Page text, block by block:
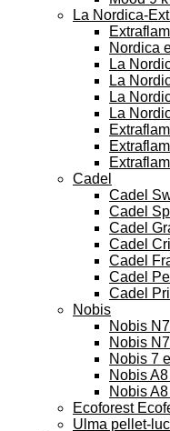
La Nordica-
Nordica
La
La
La
La
Cadel
Cadel
Cadel
Cadel
Cadel
Cadel
Cadel
Cadel
Nobis
Nobis
Nobis
Nobis 7
Nobis
Nobis
Ecoforest
Ulma pellet-